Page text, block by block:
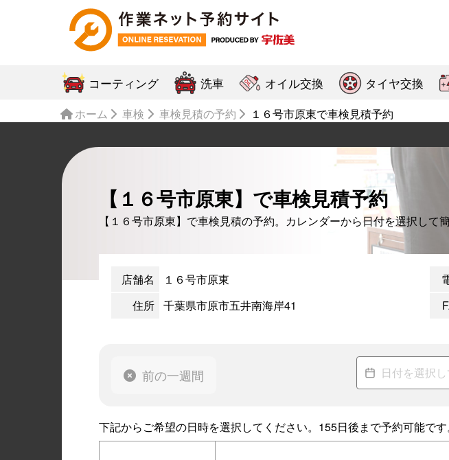
コーティング 洗車 オイル交換 タイヤ交換
ホーム 車検 車検見積の予約 １６号市原東で車検見積予約
【１６号市原東】で車検見積予約
【１６号市原東】で車検見積の予約。カレンダーから日付を選択して
店舗名
１６号市原東
住所 千葉県市原市五井南海岸41
前の一週間
下記からご希望の日時を選択してください。155日後まで予約可能です